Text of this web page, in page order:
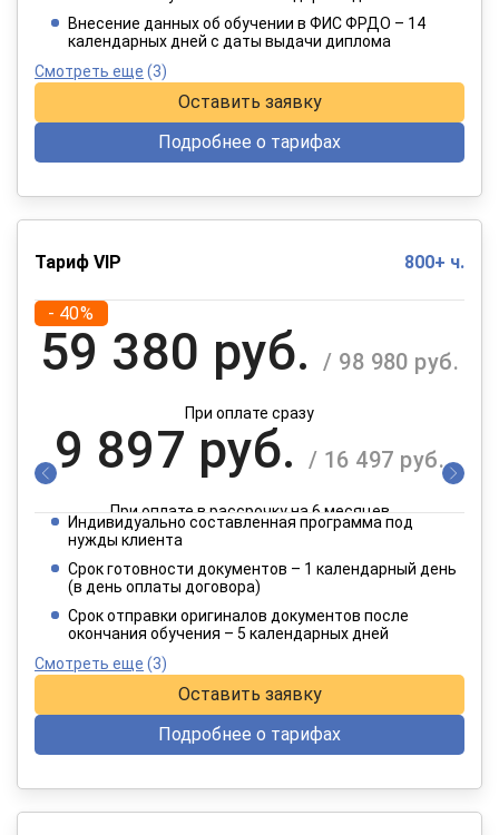
При оплате в рассрочку на 12 месяцев
Внесение данных об обучении в ФИС ФРДО – 14
календарных дней с даты выдачи диплома
Смотреть еще (3)
Оставить заявку
Подробнее о тарифах
Тариф VIP 800+ ч.
- 40%
59 380 руб. / 98 980 руб.
При оплате сразу
9 897 руб. / 16 497 руб.
При оплате в рассрочку на 6 месяцев
4 949 руб. / 8 249 руб.
При оплате в рассрочку на 12 месяцев
Индивидуально составленная программа под
нужды клиента
Срок готовности документов – 1 календарный день
(в день оплаты договора)
Срок отправки оригиналов документов после
окончания обучения – 5 календарных дней
Смотреть еще (3)
Оставить заявку
Подробнее о тарифах